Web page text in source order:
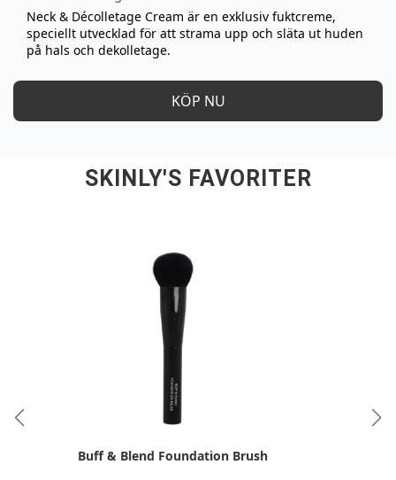
Neck & Décolletage Cream är en exklusiv fuktcreme,
speciellt utvecklad för att strama upp och släta ut huden
på hals och dekolletage.
KÖP NU
SKINLY'S FAVORITER
Buff & Blend Foundation Brush